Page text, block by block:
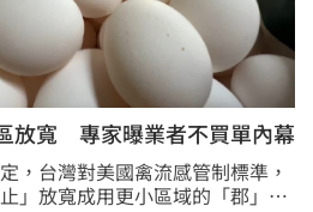
放寬 專家曝業者不買單內幕
，台灣對美國禽流感管制標準，
」放寬成用更小區域的「郡」，